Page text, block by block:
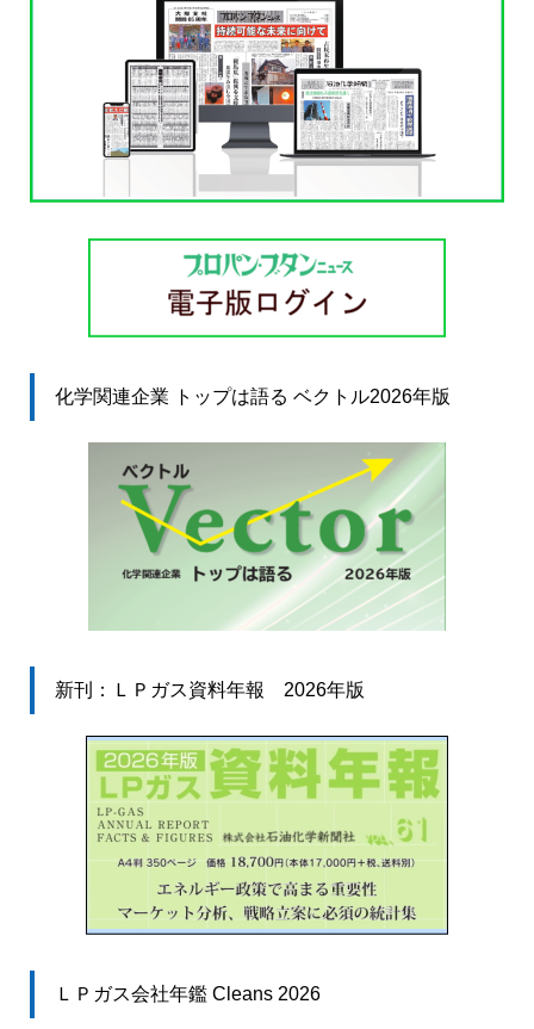
化学関連企業 トップは語る ベクトル2026年版
新刊：ＬＰガス資料年報 2026年版
ＬＰガス会社年鑑 Cleans 2026